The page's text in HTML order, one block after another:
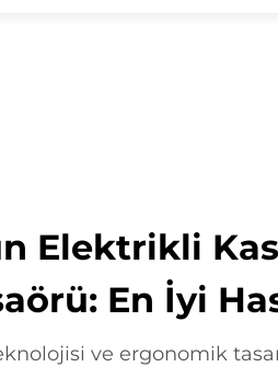
Elektrikli
En İyi
ve ergonomik